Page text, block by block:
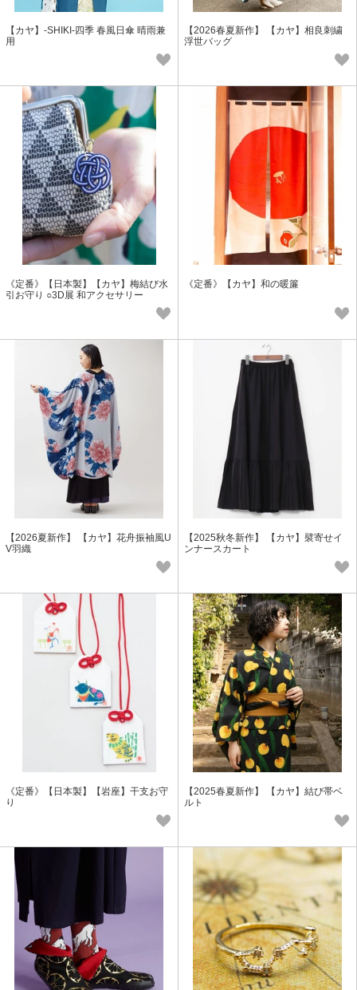
【カヤ】-SHIKI-四季 春風日傘 晴雨兼
用
【2026春夏新作】 【カヤ】相良刺繍
浮世バッグ
《定番》【日本製】【カヤ】梅結び水
引お守り ○3D展 和アクセサリー
《定番》【カヤ】和の暖簾
【2026夏新作】 【カヤ】花舟振袖風U
V羽織
【2025秋冬新作】 【カヤ】襞寄せイ
ンナースカート
《定番》【日本製】【岩座】干支お守
り
【2025春夏新作】 【カヤ】結び帯ベ
ルト